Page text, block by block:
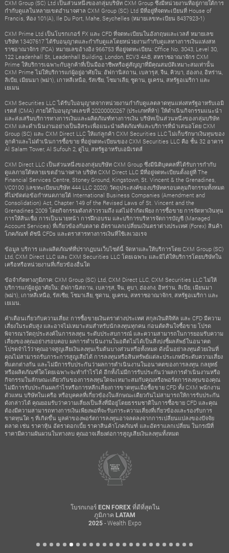
CXM Group (SC) Ltd เป็นส่วนหนึ่งของกลุ่มบริษัท CXM Group ซึ่งมีหน่วยงานที่อยู่ภายใต้การ
กำกับดูแลในหลายเขตอำนาจศาล CXM Group (SC) Ltd มีที่อยู่ที่จดทะเบียนที่ House of
Francis, ห้อง 101(A), Ile Du Port, Mahe, Seychelles (หมายเลขทะเบียน 8437923-1)
CXM Prime Ltd เป็นโบรกเกอร์ FX และ CFD ที่จดทะเบียนในอังกฤษและเวลส์ หมายเลข
บริษัท 13407617 ได้รับอนุญาตและกำกับดูแลโดยหน่วยงานกำกับดูแลทางการเงินแห่งสห
ราชอาณาจักร (FCA) หมายเลขอ้างอิง 966753 ที่อยู่จดทะเบียน: Office No. 3043, Level 30,
122 Leadenhall St, Leadenhall Building, London, ECV3 4AB, สหราชอาณาจักร CXM
Prime ให้บริการเฉพาะกับลูกค้าที่เป็นมืออาชีพหรือคู่สัญญาที่มีคุณสมบัติเหมาะสมเท่านั้น
CXM Prime ไม่ให้บริการแก่ผู้อยู่อาศัยใน: อัฟกานิสถาน, เบลารุส, จีน, คิวบา, ฮ่องกง, อิหร่าน,
ลิเบีย, เมียนมา (พม่า), เกาหลีเหนือ, รัสเซีย, โซมาเลีย, ซูดาน, ยูเครน, สหรัฐอเมริกา และ
เยเมน
CXM Securities LLC ได้รับใบอนุญาตจากหน่วยงานกำกับดูแลตลาดทุนแห่งสหรัฐอาหรับเอมิ
เรตส์ (CMA) ภายใต้ใบอนุญาตเลขที่ 20200000267 (ประเภทที่ห้า) ให้ดำเนินกิจกรรมแนะนำ
และส่งเสริมบริการทางการเงินและผลิตภัณฑ์ทางการเงิน บริษัทเป็นส่วนหนึ่งของกลุ่มบริษัท
CXM และดำเนินงานอย่างเป็นอิสระเพื่อแนะนำผลิตภัณฑ์และบริการที่นำเสนอโดย CXM
Group (SC) และ CXM Direct LLC ให้แก่ลูกค้า CXM Securities LLC ไม่เก็บรักษาเงินทุนของ
ลูกค้าและไม่ดำเนินการซื้อขาย ที่อยู่จดทะเบียนของ CXM Securities LLC คือ ชั้น 32 อาคาร
Al Salam Tower, Al Sufouh 2, ดูไบ, สหรัฐอาหรับเอมิเรตส์
CXM Direct LLC เป็นส่วนหนึ่งของกลุ่มบริษัท CXM Group ซึ่งมีนิติบุคคลที่ได้รับการกำกับ
ดูแลภายใต้หลายเขตอำนาจศาล บริษัท CXM Direct LLC มีที่อยู่จดทะเบียนตั้งอยู่ที่ The
Financial Services Centre, Stoney Ground, Kingstown, St. Vincent & the Grenadines,
VC0100 (เลขทะเบียนบริษัท 444 LLC 2020) วัตถุประสงค์ของบริษัทครอบคลุมกิจกรรมทั้งหมด
ที่ไม่ขัดต่อข้อกำหนดภายใต้ International Business Companies (Amendment and
Consolidation) Act, Chapter 149 of the Revised Laws of St. Vincent and the
Grenadines 2009 โดยกิจกรรมดังกล่าวรวมถึง แต่ไม่จำกัดเพียง การซื้อขาย การจัดหาเงินทุน
การให้สินเชื่อ การเป็นนายหน้า การฝึกอบรม และบริการบริหารจัดการบัญชี (Managed
Account Services) ที่เกี่ยวข้องกับตลาด อัตราแลกเปลี่ยนเงินตราต่างประเทศ (Forex) สินค้า
โภคภัณฑ์ ดัชนี CFDs และตราสารทางการเงินที่ใช้เลเวอเรจ
ข้อมูล บริการ และผลิตภัณฑ์ที่ปรากฏบนเว็บไซต์นี้ จัดหาและให้บริการโดย CXM Group (SC)
Ltd, CXM Direct LLC และ CXM Securities LLC โดยเฉพาะ และมิได้ให้บริการโดยบริษัทใน
เครือหรือหน่วยงานที่เกี่ยวข้องอื่นใด
ข้อจำกัดทางภูมิภาค: CXM Group (SC) Ltd, CXM Direct LLC, CXM Securities LLC ไม่ให้
บริการแก่ผู้อยู่อาศัยใน: อัฟกานิสถาน, เบลารุส, จีน, คูบา, ฮ่องกง, อิหร่าน, ลิเบีย, เมียนมา
(พม่า), เกาหลีเหนือ, รัสเซีย, โซมาเลีย, ซูดาน, ยูเครน, สหราชอาณาจักร, สหรัฐอเมริกา และ
เยเมน.
คำเตือนเกี่ยวกับความเสี่ยง: การซื้อขายเงินตราต่างประเทศ สกุลเงินดิจิทัล และ CFD มีความ
เสี่ยงในระดับสูง และอาจไม่เหมาะสมสำหรับนักลงทุนทุกคน ก่อนตัดสินใจซื้อขาย โปรด
พิจารณาวัตถุประสงค์ในการลงทุน ระดับประสบการณ์ และความสามารถในการยอมรับความ
เสี่ยงของคุณอย่างรอบคอบ ผลการดำเนินงานในอดีตไม่ได้เป็นสิ่งบ่งชี้ผลลัพธ์ในอนาคต
โปรดจำไว้ว่าคุณอาจสูญเสียเงินลงทุนเริ่มต้นบางส่วนหรือทั้งหมด ดังนั้นอย่าลงทุนด้วยเงินที่
คุณไม่สามารถรับภาระการสูญเสียได้ การลงทุนหรือสินทรัพย์แต่ละประเภทมีระดับความเสี่ยง
ที่แตกต่างกัน และไม่มีการรับประกันว่าผลการดำเนินงานในอนาคตของการลงทุน กลยุทธ์
หรือผลิตภัณฑ์ใดโดยเฉพาะจะทำกำไรได้ อีกทั้งไม่มีการรับประกันว่าผลการดำเนินงานหรือ
กิจกรรมในลักษณะเดียวกันของการลงทุนใดจะเหมาะสมกับคุณหรือพอร์ตการลงทุนของคุณ
ไม่มีการรับประกันผลกำไรหรือการหลีกเลี่ยงการขาดทุนเมื่อซื้อขาย CFD ทั้ง CXM พนักงาน
ตัวแทน บริษัทในเครือ หรือบุคคลที่เกี่ยวข้องในลักษณะเดียวกันไม่สามารถให้การรับประกัน
ดังกล่าวได้ คุณยอมรับว่าความเสี่ยงเป็นสิ่งที่มีอยู่โดยธรรมชาติในการซื้อขาย CFD และคุณ
ต้องมีความสามารถทางการเงินเพียงพอที่จะรับภาระความเสี่ยงที่เกี่ยวข้องและรองรับการ
ขาดทุนใด ๆ ที่เกิดขึ้น มูลค่าของพอร์ตการลงทุนอาจลดลงจากการเปลี่ยนแปลงของปัจจัย
ตลาด เช่น ราคาหุ้น อัตราดอกเบี้ย ราคาสินค้าโภคภัณฑ์ และอัตราแลกเปลี่ยน ในกรณีที่
ราคามีความผันผวนในทางลบ คุณอาจเสี่ยงต่อการสูญเสียเงินลงทุนทั้งหมด
โบรกเกอร์ ECN FOREX ที่ดีที่สุดใน
ภูมิภาค LATAM
2025- Wealth Expo